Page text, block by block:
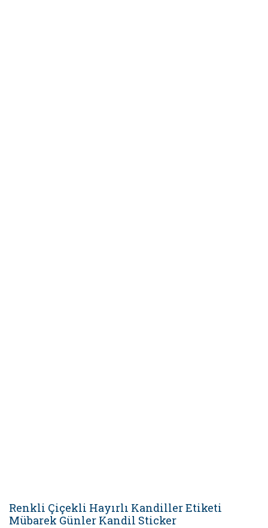
Renkli Çiçekli Hayırlı Kandiller Etiketi
Mübarek Günler Kandil Sticker